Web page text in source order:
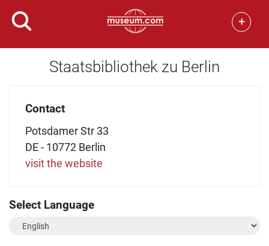
+
Staatsbibliothek zu Berlin
Contact
Potsdamer Str 33
DE - 10772 Berlin
visit the website
Select Language